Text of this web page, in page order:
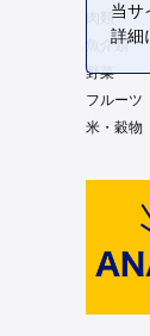
肉類
魚介類
野菜
フルーツ
米・穀物
当サ
詳細